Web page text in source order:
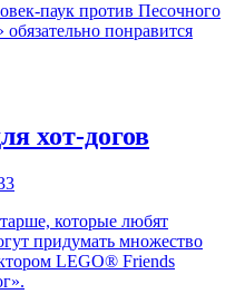
паук против Песочного
понравится
хот-догов
которые любят
придумать множество
LEGO® Friends